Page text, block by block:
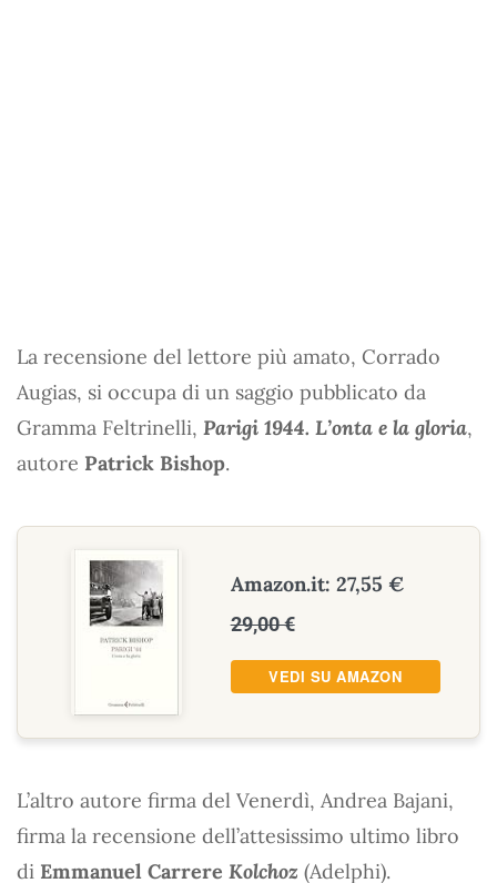
La recensione del lettore più amato, Corrado
Augias, si occupa di un saggio pubblicato da
Gramma Feltrinelli, Parigi 1944. L’onta e la gloria,
autore Patrick Bishop.
Amazon.it: 27,55 €
29,00 €
VEDI SU AMAZON
L’altro autore firma del Venerdì, Andrea Bajani,
firma la recensione dell’attesissimo ultimo libro
di Emmanuel Carrere Kolchoz (Adelphi).